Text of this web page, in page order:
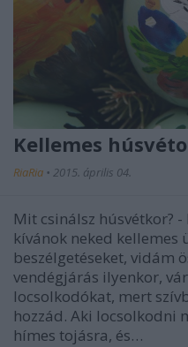
Kellemes
RiaRia • 2015. április 04.
Mit csinálsz húsvétkor?
kívánok neked kellemes
beszélgetéseket, vidám
vendégjárás ilyenkor,
locsolkodókat, mert
hozzád. Aki locsolkodni
hímes tojásra, és…